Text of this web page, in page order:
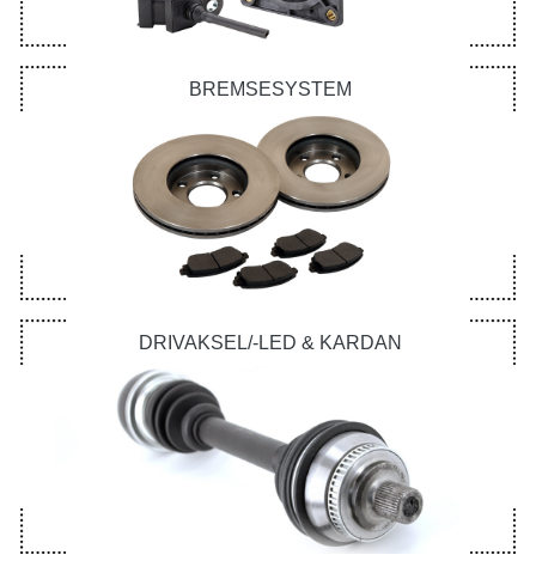
BREMSESYSTEM
DRIVAKSEL/-LED & KARDAN